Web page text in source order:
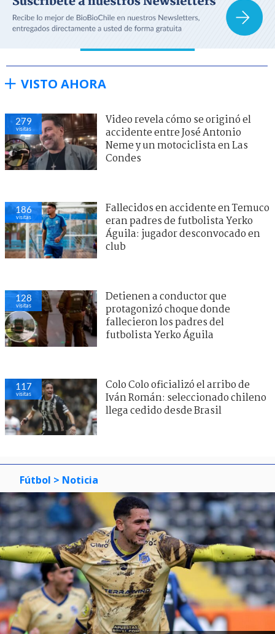
VISTO AHORA
279
visitas
Video revela cómo se originó el
accidente entre José Antonio
Neme y un motociclista en Las
Condes
186
visitas
Fallecidos en accidente en Temuco
eran padres de futbolista Yerko
Águila: jugador desconvocado en
club
128
visitas
Detienen a conductor que
protagonizó choque donde
fallecieron los padres del
futbolista Yerko Águila
117
visitas
Colo Colo oficializó el arribo de
Iván Román: seleccionado chileno
llega cedido desde Brasil
Fútbol > Noticia